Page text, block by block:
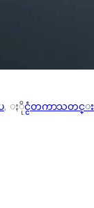
, ႏိုင္ငံတကာသတင္း